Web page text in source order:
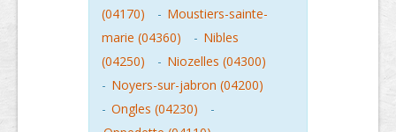
(04170)
- Moustiers-sainte-
marie (04360)
- Nibles
(04250)
- Niozelles (04300)
- Noyers-sur-jabron (04200)
- Ongles (04230)
-